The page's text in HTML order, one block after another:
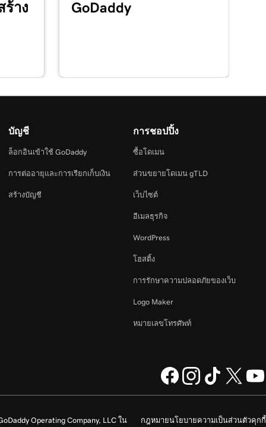
ร้าง
GoDaddy
บัญชี
ล็อกอินเข้าใช้ GoDaddy
การต่ออายุและการเรียกเก็บเงิน
สร้างบัญชี
การชอปปิ้ง
ซื้อโดเมน
ส่วนขยายโดเมน gTLD
เว็บไซต์
อีเมลธุรกิจ
WordPress
โฮสติ้ง
การรักษาความปลอดภัยของเว็บ
Logo Maker
หมายเลขโทรศัพท์
กฎหมายนโยบายความเป็นส่วนตัวคุกกี้
Operating Company, LLC ใน